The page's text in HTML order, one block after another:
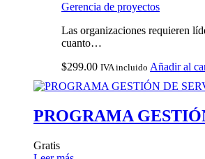
Gerencia de proyectos
Las organizaciones requieren
cuanto…
$299.00 IVA incluido Añadir al
PROGRAMA
Gratis